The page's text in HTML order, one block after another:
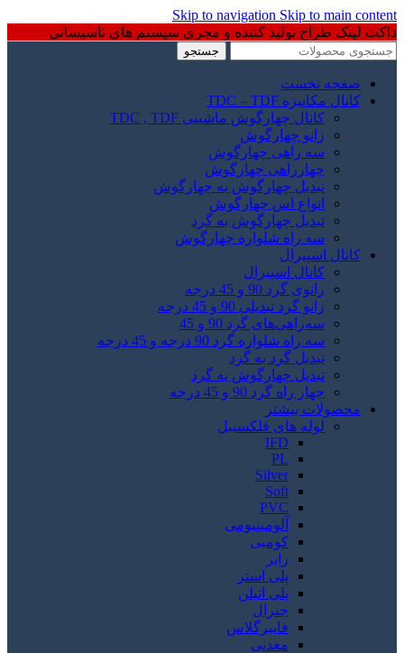
Skip to navigation Skip to main content
داکت لینک طراح تولید کننده و مجری سیستم های تاسیساتی
جستجو
صفحه نخست
کانال مکانیزه TDC – TDF
کانال چهارگوش ماشینی TDC , TDF
زانو چهارگوش
سه راهی چهارگوش
چهارراهی چهارگوش
تبدیل چهارگوش به چهارگوش
انواع اس چهارگوش
تبدیل چهارگوش به گرد
سه راه شلواره چهارگوش
کانال اسپیرال
کانال اسپیرال
زانوی گرد 90 و 45 درجه
زانو گرد تبدیلی 90 و 45 درجه
سه‌راهی‌های گرد 90 و 45
سه راه شلواره گرد 90 درجه و 45 درجه
تبدیل گرد به گرد
تبدیل چهارگوش به گرد
چهار راه گرد 90 و 45 درجه
محصولات بیشتر
لوله های فلکسیبل
IFD
PL
Silver
Soft
PVC
آلومینیومی
کومبی
رابر
پلی استر
پلی اتیلن
جنرال
فایبرگلاس
معدنی